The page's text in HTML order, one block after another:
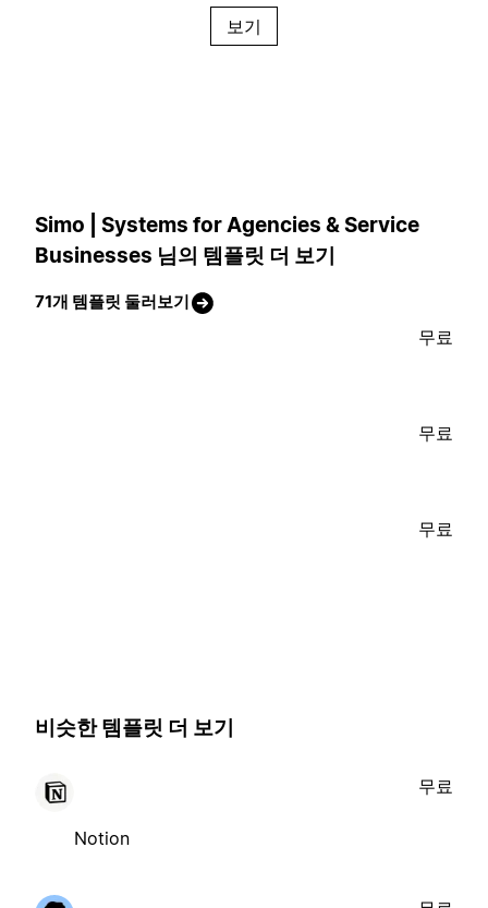
보기
Simo | Systems for Agencies & Service
Businesses 님의 템플릿 더 보기
71개 템플릿 둘러보기
무료
무료
무료
비슷한 템플릿 더 보기
Notion
무료